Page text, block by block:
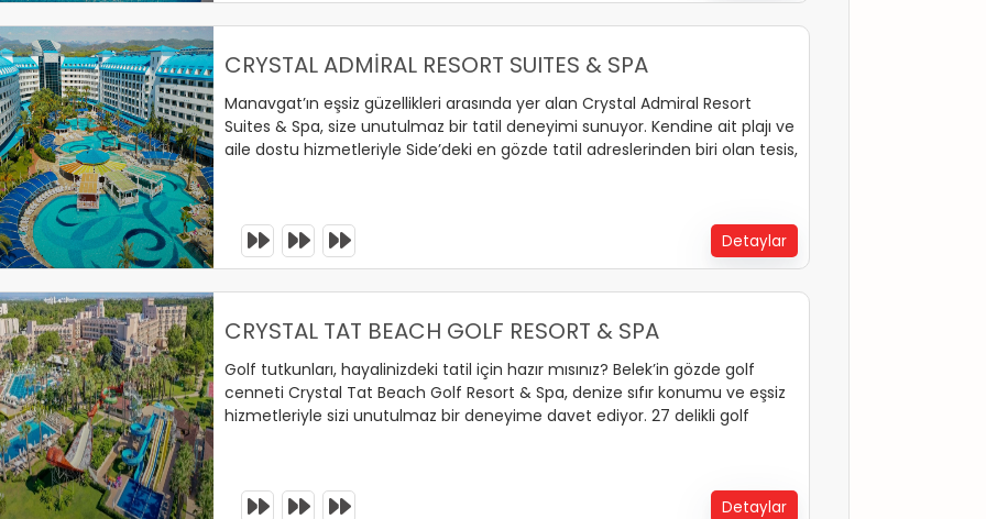
CRYSTAL ADMİRAL RESORT SUITES & SPA
Manavgat’ın eşsiz güzellikleri arasında yer alan Crystal Admiral Resort
Suites & Spa, size unutulmaz bir tatil deneyimi sunuyor. Kendine ait plajı ve
aile dostu hizmetleriyle Side’deki en gözde tatil adreslerinden biri olan tesis,
Detaylar
CRYSTAL TAT BEACH GOLF RESORT & SPA
Golf tutkunları, hayalinizdeki tatil için hazır mısınız? Belek’in gözde golf
cenneti Crystal Tat Beach Golf Resort & Spa, denize sıfır konumu ve eşsiz
hizmetleriyle sizi unutulmaz bir deneyime davet ediyor. 27 delikli golf
fırsatı sunuyor.
Detaylar